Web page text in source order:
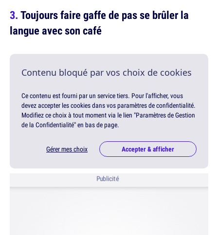
Toujours faire gaffe de pas se brûler la
langue avec son café
Contenu bloqué par vos choix de cookies
Ce contenu est fourni par un service tiers. Pour l'afficher, vous
devez accepter les cookies dans vos paramètres de confidentialité.
Modifiez ce choix à tout moment via le lien "Paramètres de Gestion
de la Confidentialité" en bas de page.
Gérer mes choix Accepter & afficher
Publicité